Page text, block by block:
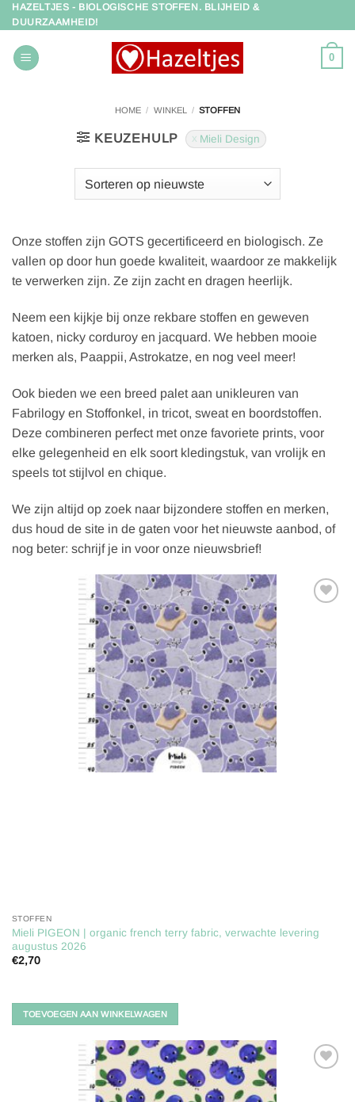
Ga
naar
inhoud
HAZELTJES - BIOLOGISCHE STOFFEN. BLIJHEID &
DUURZAAMHEID!
0
HOME / WINKEL / STOFFEN
KEUZEHULP Mieli Design
Onze stoffen zijn GOTS gecertificeerd en biologisch. Ze
vallen op door hun goede kwaliteit, waardoor ze makkelijk
te verwerken zijn. Ze zijn zacht en dragen heerlijk.
Neem een kijkje bij onze rekbare stoffen en geweven
katoen, nicky corduroy en jacquard. We hebben mooie
merken als, Paappii, Astrokatze, en nog veel meer!
Ook bieden we een breed palet aan unikleuren van
Fabrilogy en Stoffonkel, in tricot, sweat en boordstoffen.
Deze combineren perfect met onze favoriete prints, voor
elke gelegenheid en elk soort kledingstuk, van vrolijk en
speels tot stijlvol en chique.
We zijn altijd op zoek naar bijzondere stoffen en merken,
dus houd de site in de gaten voor het nieuwste aanbod, of
nog beter: schrijf je in voor onze nieuwsbrief!
STOFFEN
Mieli PIGEON | organic french terry fabric, verwachte levering
augustus 2026
€2,70
TOEVOEGEN AAN WINKELWAGEN